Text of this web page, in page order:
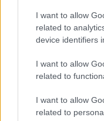
I want to allow
related to
device identifiers
I want to allow
related to
I want to allow
related to
Ellenőrző